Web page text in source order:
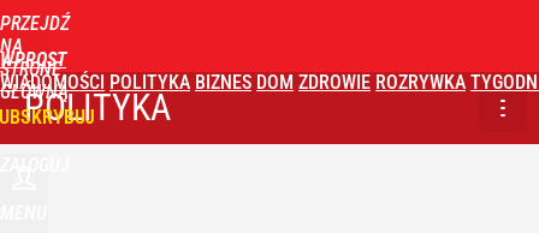
PRZEJDŹ
NA
STRONĘ
GŁÓWNĄ
WPROST
WIADOMOŚCI POLITYKA BIZNES DOM ZDROWIE ROZRYWKA
POLITYKA